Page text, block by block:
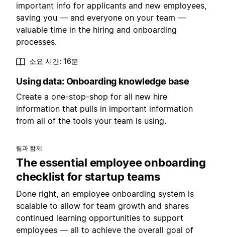
important info for applicants and new employees,
saving you — and everyone on your team —
valuable time in the hiring and onboarding
processes.
소요 시간: 16분
Using data: Onboarding knowledge base
Create a one-stop-shop for all new hire
information that pulls in important information
from all of the tools your team is using.
팀과 함께
The essential employee onboarding
checklist for startup teams
Done right, an employee onboarding system is
scalable to allow for team growth and shares
continued learning opportunities to support
employees — all to achieve the overall goal of